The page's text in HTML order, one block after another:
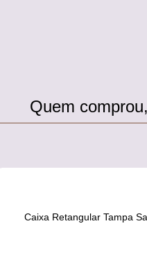
Quem
Caixa Retangular Tampa